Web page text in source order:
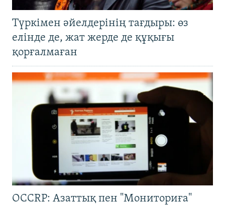
Түркімен әйелдерінің тағдыры: өз
елінде де, жат жерде де құқығы
қорғалмаған
OCCRP: Азаттық пен "Мониториға"